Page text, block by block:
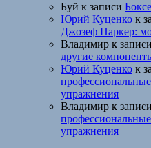
Буй к записи
Юрий Куценко к
Джозеф Паркер:
Владимир к записи
другие
Юрий Куценко к
упражнения
Владимир к записи
упражнения